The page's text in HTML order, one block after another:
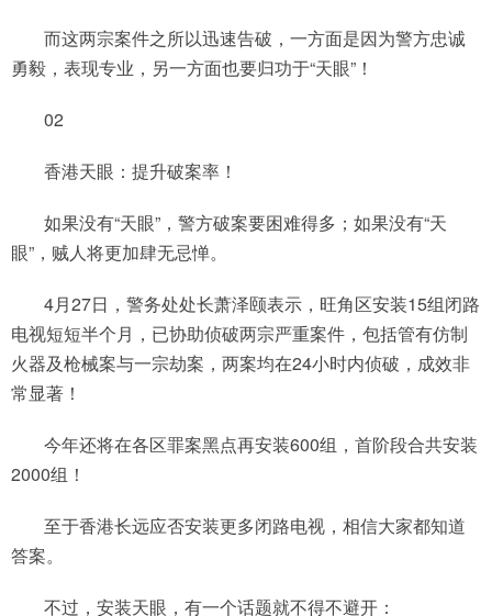
而这两宗案件之所以迅速告破，一方面是因为警方忠诚
勇毅，表现专业，另一方面也要归功于“天眼”！
02
香港天眼：提升破案率！
如果没有“天眼”，警方破案要困难得多；如果没有“天
眼”，贼人将更加肆无忌惮。
4月27日，警务处处长萧泽颐表示，旺角区安装15组闭路
电视短短半个月，已协助侦破两宗严重案件，包括管有仿制
火器及枪械案与一宗劫案，两案均在24小时内侦破，成效非
常显著！
今年还将在各区罪案黑点再安装600组，首阶段合共安装
2000组！
至于香港长远应否安装更多闭路电视，相信大家都知道
答案。
不过，安装天眼，有一个话题就不得不避开：